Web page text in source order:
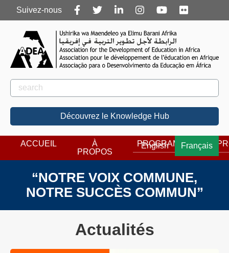
Follow
us
Suivez-nous
Rechercher
Rechercher
Découvrez le Knowledge Hub
English Français
ACCUEIL
À
PROPOS
PROGRAMMES
“NOTRE VOIX COMMUNE,
NOTRE SUCCÈS COMMUN”
Actualités